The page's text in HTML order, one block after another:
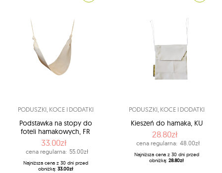
PODUSZKI, KOCE I DODATKI
Podstawka na stopy do
foteli hamakowych, FR
33.00zł
cena regularna: 55.00zł
Najniższa cena z 30 dni przed
obniżką: 33.00zł
PODUSZKI, KOCE I DODATKI
Kieszeń do hamaka, KU
28.80zł
cena regularna: 48.00zł
Najniższa cena z 30 dni przed
obniżką: 28.80zł